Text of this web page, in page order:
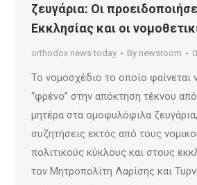
ζευγάρια: Οι
Εκκλησίας και οι
orthodox news today By newsroom
Το νομοσχέδιο το οποίο φαίνεται
“φρένο” στην απόκτηση τέκνου
μητέρα στα ομοφυλόφιλα
συζητήσεις εκτός από τους
πολιτικούς κύκλους και στους
τον Μητροπολίτη Λαρίσης και